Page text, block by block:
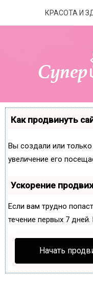
КРАСОТА И
Как продвинуть
Вы создали или только
увеличение его
Ускорение
Если вам трудно
течение первых 7
Начать